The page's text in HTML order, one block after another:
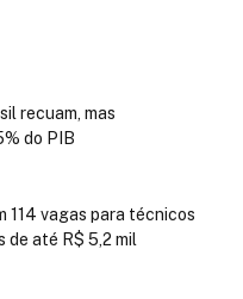
recuam, mas
do PIB
114 vagas para técnicos
de até R$ 5,2 mil